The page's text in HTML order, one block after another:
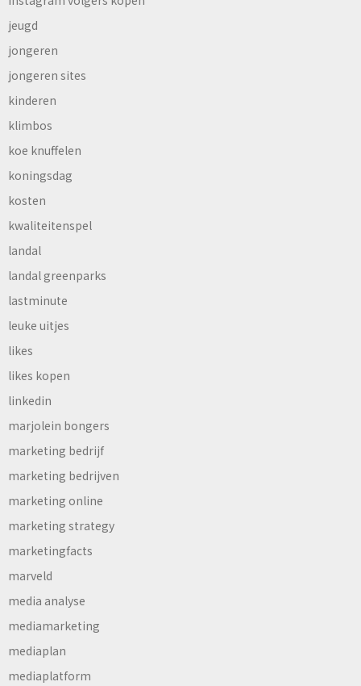
jeugd
jongeren
jongeren sites
kinderen
klimbos
koe knuffelen
koningsdag
kosten
kwaliteitenspel
landal
landal greenparks
lastminute
leuke uitjes
likes
likes kopen
linkedin
marjolein bongers
marketing bedrijf
marketing bedrijven
marketing online
marketing strategy
marketingfacts
marveld
media analyse
mediamarketing
mediaplan
mediaplatform